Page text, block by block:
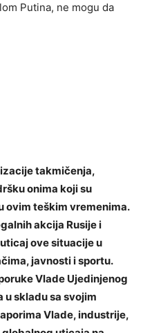
Putina, ne mogu da
takmičenja,
onima koji su
ovim teškim vremenima.
akcija Rusije i
ove situacije u
javnosti i sportu.
Vlade Ujedinjenog
u skladu sa svojim
Vlade, industrije,